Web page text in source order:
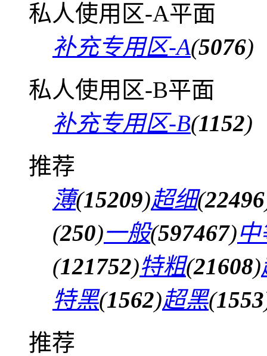
私人使用区-A平面
补充专用区-A(5076)
私人使用区-B平面
补充专用区-B(1152)
推荐
薄(15209)超细(22496
(250)一般(597467)
(121752)特粗(21608)
特黑(1562)超黑(1553
推荐